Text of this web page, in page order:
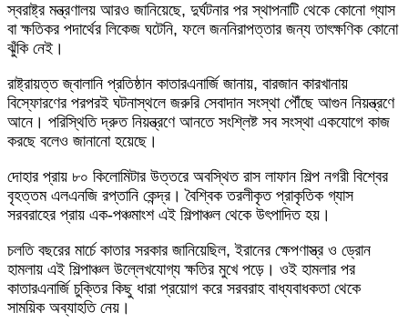
স্বরাষ্ট্র মন্ত্রণালয় আরও জানিয়েছে, দুর্ঘটনার পর স্থাপনাটি থেকে কোনো গ্যাস
বা ক্ষতিকর পদার্থের লিকেজ ঘটেনি, ফলে জননিরাপত্তার জন্য তাৎক্ষণিক কোনো
ঝুঁকি নেই।
রাষ্ট্রায়ত্ত জ্বালানি প্রতিষ্ঠান কাতারএনার্জি জানায়, বারজান কারখানায়
বিস্ফোরণের পরপরই ঘটনাস্থলে জরুরি সেবাদান সংস্থা পৌঁছে আগুন নিয়ন্ত্রণে
আনে। পরিস্থিতি দ্রুত নিয়ন্ত্রণে আনতে সংশ্লিষ্ট সব সংস্থা একযোগে কাজ
করছে বলেও জানানো হয়েছে।
দোহার প্রায় ৮০ কিলোমিটার উত্তরে অবস্থিত রাস লাফান শিল্প নগরী বিশ্বের
বৃহত্তম এলএনজি রপ্তানি কেন্দ্র। বৈশ্বিক তরলীকৃত প্রাকৃতিক গ্যাস
সরবরাহের প্রায় এক-পঞ্চমাংশ এই শিল্পাঞ্চল থেকে উৎপাদিত হয়।
চলতি বছরের মার্চে কাতার সরকার জানিয়েছিল, ইরানের ক্ষেপণাস্ত্র ও ড্রোন
হামলায় এই শিল্পাঞ্চল উল্লেখযোগ্য ক্ষতির মুখে পড়ে। ওই হামলার পর
কাতারএনার্জি চুক্তির কিছু ধারা প্রয়োগ করে সরবরাহ বাধ্যবাধকতা থেকে
সাময়িক অব্যাহতি নেয়।